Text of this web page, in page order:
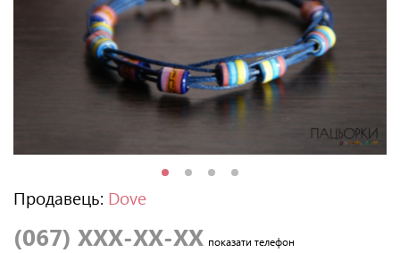
Продавець: Dove
(067) XXX-XX-XX показати телефон